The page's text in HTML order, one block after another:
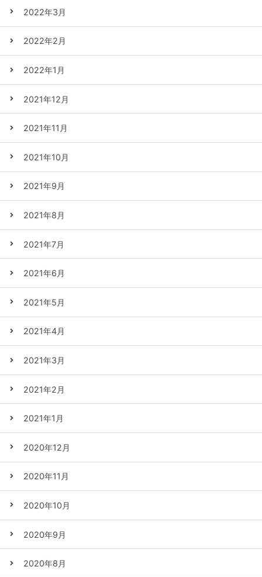
2022年3月
2022年2月
2022年1月
2021年12月
2021年11月
2021年10月
2021年9月
2021年8月
2021年7月
2021年6月
2021年5月
2021年4月
2021年3月
2021年2月
2021年1月
2020年12月
2020年11月
2020年10月
2020年9月
2020年8月